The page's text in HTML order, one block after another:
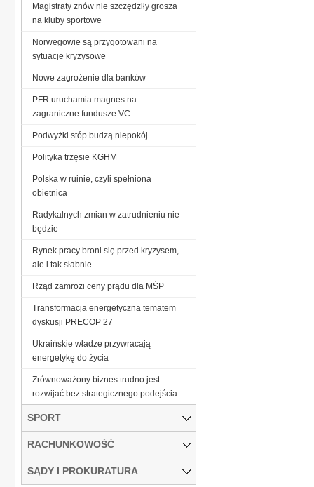
Magistraty znów nie szczędziły grosza
na kluby sportowe
Norwegowie są przygotowani na
sytuacje kryzysowe
Nowe zagrożenie dla banków
PFR uruchamia magnes na
zagraniczne fundusze VC
Podwyżki stóp budzą niepokój
Polityka trzęsie KGHM
Polska w ruinie, czyli spełniona
obietnica
Radykalnych zmian w zatrudnieniu nie
będzie
Rynek pracy broni się przed kryzysem,
ale i tak słabnie
Rząd zamrozi ceny prądu dla MŚP
Transformacja energetyczna tematem
dyskusji PRECOP 27
Ukraińskie władze przywracają
energetykę do życia
Zrównoważony biznes trudno jest
rozwijać bez strategicznego podejścia
SPORT
RACHUNKOWOŚĆ
SĄDY I PROKURATURA